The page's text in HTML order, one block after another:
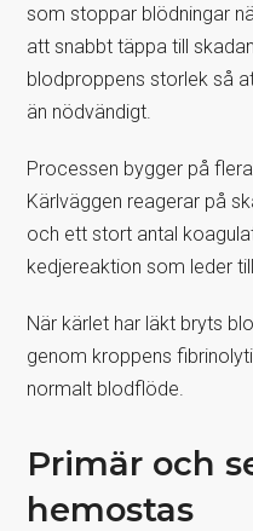
som stoppar blödningar
att snabbt täppa till
blodproppens storlek så
än nödvändigt.
Processen bygger på
Kärlväggen reagerar på
och ett stort antal
kedjereaktion som leder
När kärlet har läkt bryts
genom kroppens
normalt blodflöde.
Primär och
hemostas